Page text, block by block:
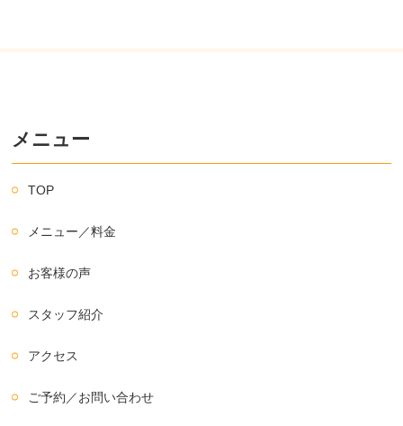
メニュー
TOP
メニュー／料金
お客様の声
スタッフ紹介
アクセス
ご予約／お問い合わせ